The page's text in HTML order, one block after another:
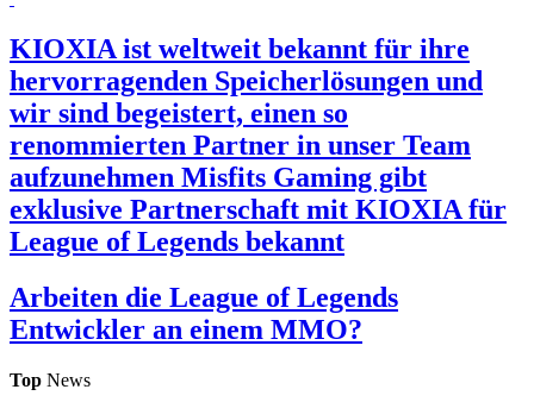
KIOXIA ist weltweit bekannt für ihre
hervorragenden Speicherlösungen und
wir sind begeistert, einen so
renommierten Partner in unser Team
aufzunehmen Misfits Gaming gibt
exklusive Partnerschaft mit KIOXIA für
League of Legends bekannt
Arbeiten die League of Legends
Entwickler an einem MMO?
Top News